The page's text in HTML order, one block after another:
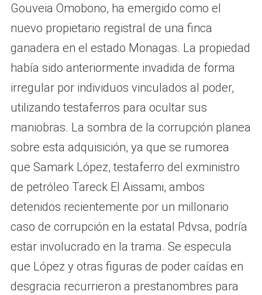
Gouveia Omobono, ha emergido como el
nuevo propietario registral de una finca
ganadera en el estado Monagas. La propiedad
había sido anteriormente invadida de forma
irregular por individuos vinculados al poder,
utilizando testaferros para ocultar sus
maniobras. La sombra de la corrupción planea
sobre esta adquisición, ya que se rumorea
que Samark López, testaferro del exministro
de petróleo Tareck El Aissami, ambos
detenidos recientemente por un millonario
caso de corrupción en la estatal Pdvsa, podría
estar involucrado en la trama. Se especula
que López y otras figuras de poder caídas en
desgracia recurrieron a prestanombres para